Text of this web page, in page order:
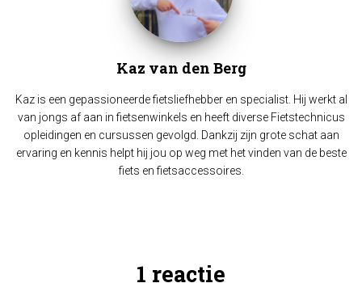
Kaz van den Berg
Kaz is een gepassioneerde fietsliefhebber en specialist. Hij werkt al
van jongs af aan in fietsenwinkels en heeft diverse Fietstechnicus
opleidingen en cursussen gevolgd. Dankzij zijn grote schat aan
ervaring en kennis helpt hij jou op weg met het vinden van de beste
fiets en fietsaccessoires.
1 reactie